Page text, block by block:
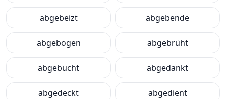
abgebeizt abgebende
abgebogen abgebrüht
abgebucht abgedankt
abgedeckt abgedient